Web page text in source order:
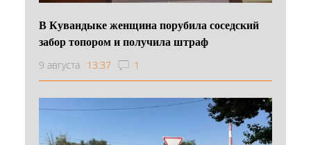
В Кувандыке женщина порубила соседский
забор топором и получила штраф
9 августа 13:37 1